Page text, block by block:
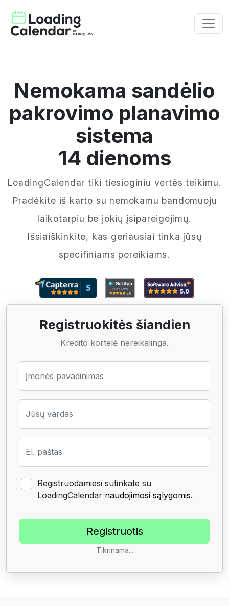
Nemokama sandėlio
pakrovimo planavimo
sistema
14 dienoms
LoadingCalendar tiki tiesioginiu vertės teikimu.
Pradėkite iš karto su nemokamu bandomuoju
laikotarpiu be jokių įsipareigojimų.
Išsiaiškinkite, kas geriausiai tinka jūsų
specifiniams poreikiams.
Registruokitės šiandien
Kredito kortelė nereikalinga.
Įmonės pavadinimas
Jūsų vardas
El. paštas
Registruodamiesi sutinkate su
LoadingCalendar naudojimosi sąlygomis.
Tikrinama...